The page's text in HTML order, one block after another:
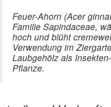
Feuer-Ahorn (Acer
Familie Sapindaceae,
hoch und blüht
Verwendung im
Laubgehölz als
Pflanze.